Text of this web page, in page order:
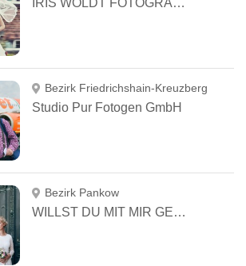
IRIS WOLDT FOTOGRAFIE
Bezirk Friedrichshain-Kreuzberg
Studio Pur Fotogen GmbH
Bezirk Pankow
WILLST DU MIT MIR GEHEN?